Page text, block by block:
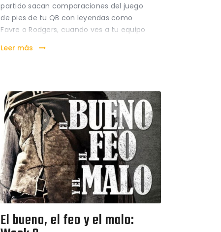
partido sacan comparaciones del juego
de pies de tu QB con leyendas como
Favre o Rodgers, cuando ves a tu equipo
campeones de la NFL, cuando ves que tu
Leer más
El bueno, el feo y el malo: